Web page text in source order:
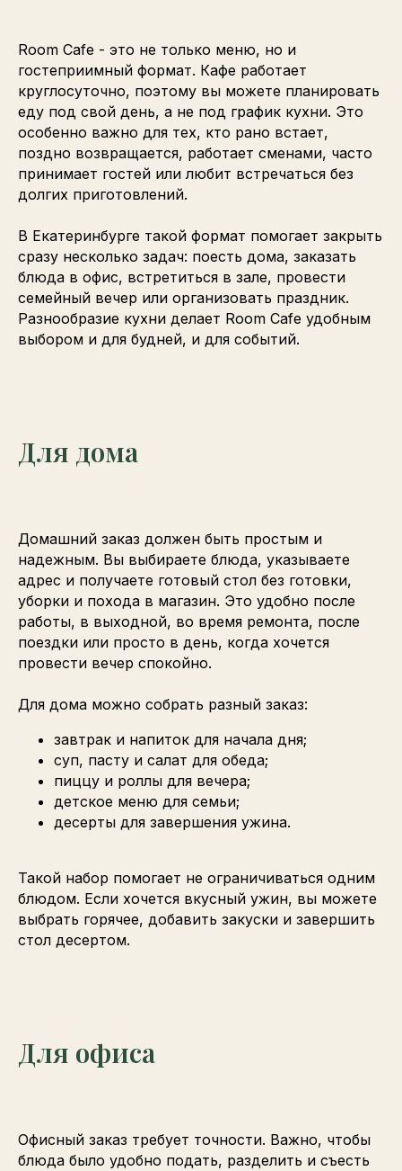
Room Cafe - это не только меню, но и
гостеприимный формат. Кафе работает
круглосуточно, поэтому вы можете планировать
еду под свой день, а не под график кухни. Это
особенно важно для тех, кто рано встает,
поздно возвращается, работает сменами, часто
принимает гостей или любит встречаться без
долгих приготовлений.
В Екатеринбурге такой формат помогает закрыть
сразу несколько задач: поесть дома, заказать
блюда в офис, встретиться в зале, провести
семейный вечер или организовать праздник.
Разнообразие кухни делает Room Cafe удобным
выбором и для будней, и для событий.
Для дома
Домашний заказ должен быть простым и
надежным. Вы выбираете блюда, указываете
адрес и получаете готовый стол без готовки,
уборки и похода в магазин. Это удобно после
работы, в выходной, во время ремонта, после
поездки или просто в день, когда хочется
провести вечер спокойно.
Для дома можно собрать разный заказ:
завтрак и напиток для начала дня;
суп, пасту и салат для обеда;
пиццу и роллы для вечера;
детское меню для семьи;
десерты для завершения ужина.
Такой набор помогает не ограничиваться одним
блюдом. Если хочется вкусный ужин, вы можете
выбрать горячее, добавить закуски и завершить
стол десертом.
Для офиса
Офисный заказ требует точности. Важно, чтобы
блюда было удобно подать, разделить и съесть